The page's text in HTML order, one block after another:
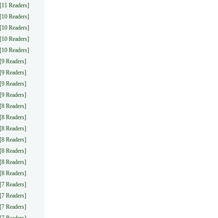
[11 Readers]
[10 Readers]
[10 Readers]
[10 Readers]
[10 Readers]
[9 Readers]
[9 Readers]
[9 Readers]
[9 Readers]
[8 Readers]
[8 Readers]
[8 Readers]
[8 Readers]
[8 Readers]
[8 Readers]
[8 Readers]
[7 Readers]
[7 Readers]
[7 Readers]